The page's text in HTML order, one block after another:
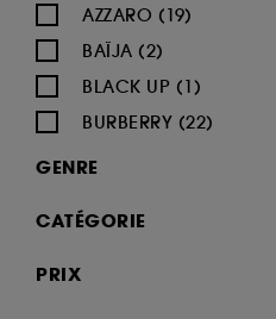
AZZARO (19)
BAÏJA (2)
BLACK UP (1)
BURBERRY (22)
BVLGARI (12)
CACHAREL (24)
GENRE
Femme (1373)
Mixte (493)
CATÉGORIE
Parfum
PRIX